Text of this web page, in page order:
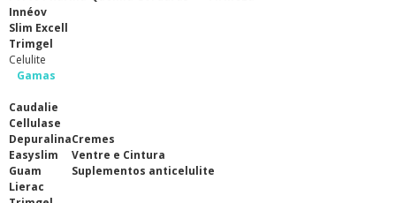
Innéov
Slim Excell
Trimgel
Celulite
Gamas
Caudalie
Cellulase
Depuralina
Easyslim
Guam
Lierac
Cremes
Ventre e Cintura
Suplementos anticelulite